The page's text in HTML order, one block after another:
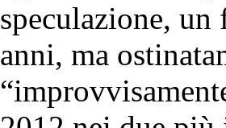
speculazione,
anni, ma